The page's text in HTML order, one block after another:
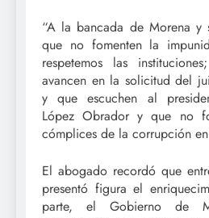
“A la bancada de Morena y
que no fomenten la
respetemos las
avancen en la solicitud del
y que escuchen al
López Obrador y que no
cómplices de la corrupción
El abogado recordó que
presentó figura el
parte, el Gobierno de